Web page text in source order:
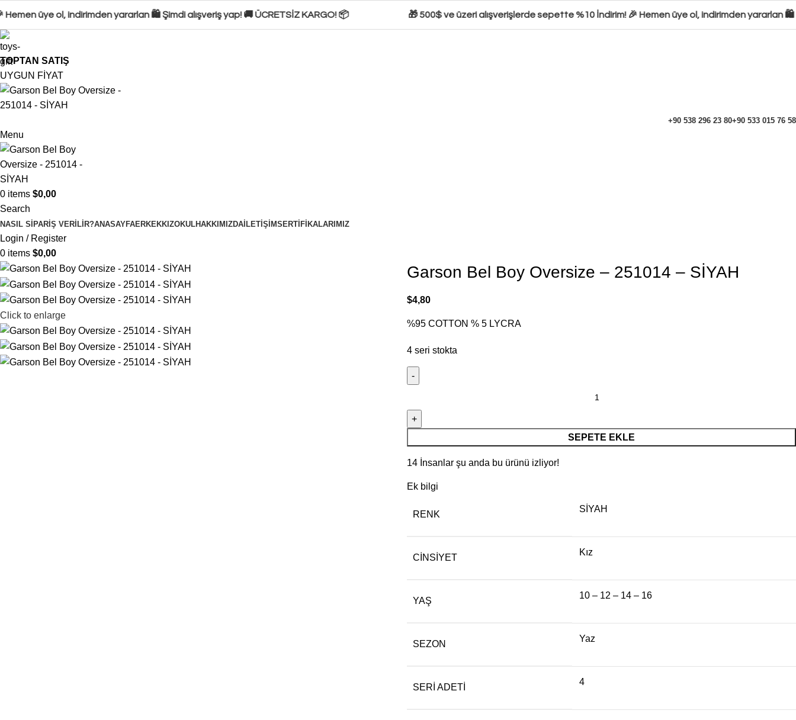
üye ol, indirimden yararlan 🛍️ Şimdi alışveriş yap! 🚚 ÜCRETSİZ KARGO! 📦 🎁 500$ ve üzeri alışverişlerde sepette %10 İndirim! 🎉 Hemen üye ol, indirimden yararlan 🛍️
TOPTAN SATIŞ
UYGUN FİYAT
+90 538 296 23 80+90 533 015 76 58
Menu
0 items $0,00
Search
NASIL SIPARIŞ VERILIR?ANASAYFAERKEKKIZOKULHAKKIMIZDA İLETIŞIMSERTIFIKALARIMIZ
Login / Register
0 items $0,00
Click to enlarge
Garson Bel Boy Oversize – 251014 – SİYAH
$4,80
%95 COTTON % 5 LYCRA
4 seri stokta
SEPETE EKLE
14 İnsanlar şu anda bu ürünü izliyor!
Ek bilgi
RENK
SİYAH
CINSIYET
Kız
YAŞ
10 – 12 – 14 – 16
SEZON
Yaz
SERI ADETI
4